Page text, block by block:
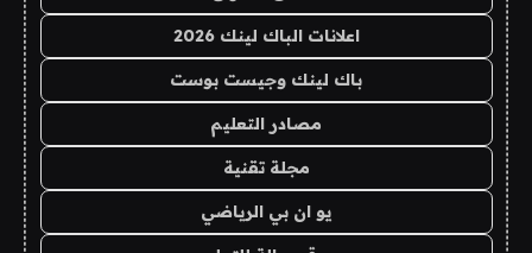
اعلانات الباك لينك 2026
باك لينك وجيست بوست
مصادر التعليم
مجلة تقنية
يو ان بي الرياضي